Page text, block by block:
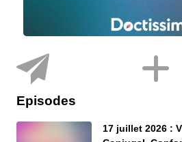
Episodes
17 juillet 2026 :